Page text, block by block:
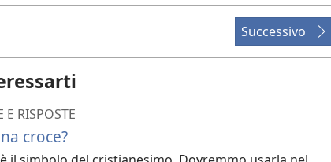
Successivo
RISPOSTE
croce?